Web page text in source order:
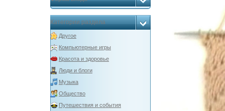
Категории раздела
Другое
Компьютерные игры
Красота и здоровье
Люди и блоги
Музыка
Общество
Путешествия и события